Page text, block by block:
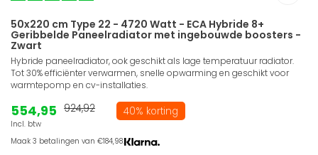
50x220 cm Type 22 - 4720 Watt - ECA Hybride 8+
Geribbelde Paneelradiator met ingebouwde boosters -
Zwart
Hybride paneelradiator, ook geschikt als lage temperatuur radiator.
Tot 30% efficiënter verwarmen, snelle opwarming en geschikt voor
warmtepomp en cv-installaties.
554,95
Incl. btw
924,92 40% korting
Maak 3 betalingen van €184,98.